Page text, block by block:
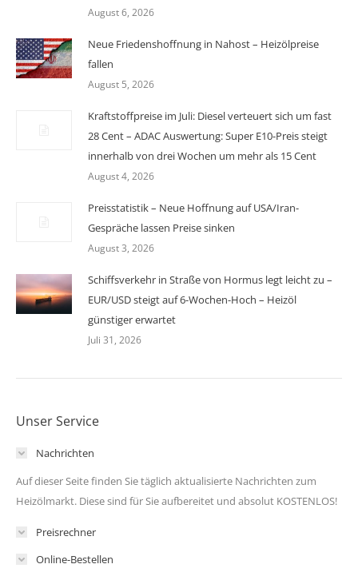
August 6, 2026
Neue Friedenshoffnung in Nahost – Heizölpreise
fallen
August 5, 2026
Kraftstoffpreise im Juli: Diesel verteuert sich um fast
28 Cent – ADAC Auswertung: Super E10-Preis steigt
innerhalb von drei Wochen um mehr als 15 Cent
August 4, 2026
Preisstatistik – Neue Hoffnung auf USA/Iran-
Gespräche lassen Preise sinken
August 3, 2026
Schiffsverkehr in Straße von Hormus legt leicht zu –
EUR/USD steigt auf 6-Wochen-Hoch – Heizöl
günstiger erwartet
Juli 31, 2026
Unser Service
Nachrichten
Auf dieser Seite finden Sie täglich aktualisierte Nachrichten zum
Heizölmarkt. Diese sind für Sie aufbereitet und absolut KOSTENLOS!
Preisrechner
Online-Bestellen